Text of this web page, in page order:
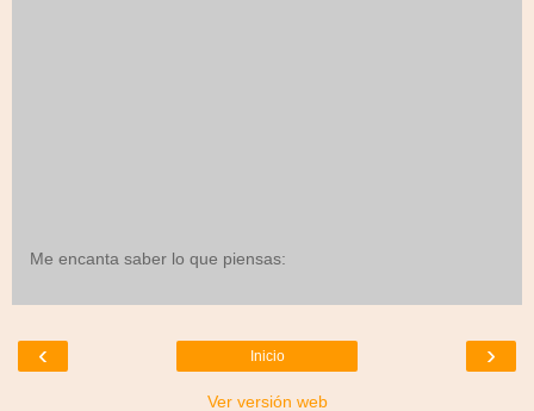
Me encanta saber lo que piensas:
‹ ›
Inicio
Ver versión web